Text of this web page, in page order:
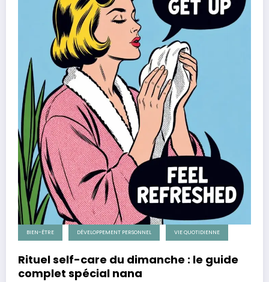
BIEN-ÊTRE DÉVELOPPEMENT PERSONNEL VIE QUOTIDIENNE
Rituel self-care du dimanche : le guide
complet spécial nana